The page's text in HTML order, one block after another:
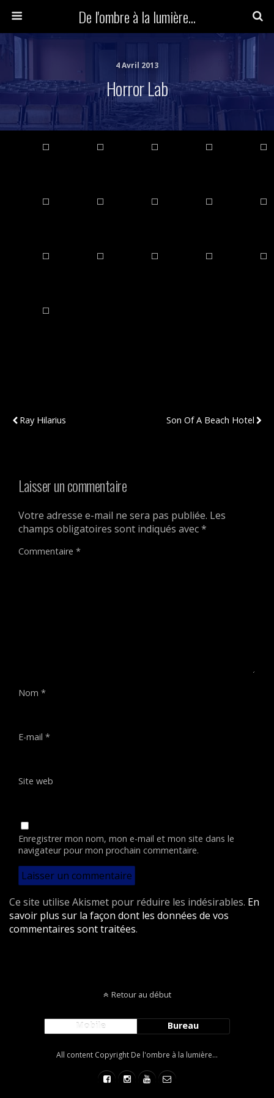
De l'ombre à la lumière...
4 Avril 2013
Horror Lab
Ray Hilarius
Son Of A Beach Hotel
Laisser un commentaire
Votre adresse e-mail ne sera pas publiée. Les
champs obligatoires sont indiqués avec*
Commentaire *
Nom *
E-mail *
Site web
Enregistrer mon nom, mon e-mail et mon site dans le
navigateur pour mon prochain commentaire.
Ce site utilise Akismet pour réduire les indésirables. En
savoir plus sur la façon dont les données de vos
commentaires sont traitées.
Retour au début
Mobile Bureau
All content Copyright De l'ombre à la lumière...